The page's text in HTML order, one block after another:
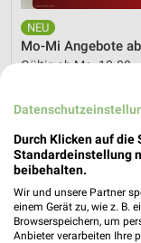
Mo-Mi Angebote
Gültig ab Mo. 10.08.
XXXLutz
Durch Klicken auf die
Standardeinstellung
beibehalten.
Wir und unsere Partner
einem Gerät zu, wie z. B.
Browserspeichern, um
Anbieter verarbeiten Ihre